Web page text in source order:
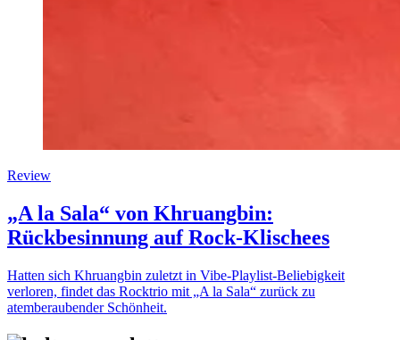
Review
„A la Sala“ von Khruangbin:
Rückbesinnung auf Rock-Klischees
Hatten sich Khruangbin zuletzt in Vibe-Playlist-Beliebigkeit
verloren, findet das Rocktrio mit „A la Sala“ zurück zu
atemberaubender Schönheit.